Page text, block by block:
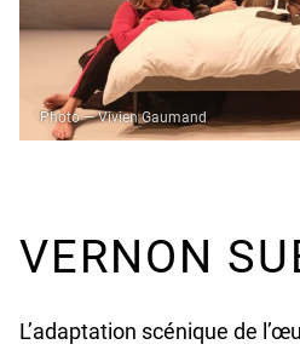
Photo — Vivien Gaumand
VERNON
L’adaptation scénique de